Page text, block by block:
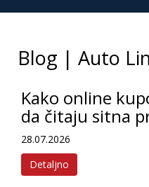
Blog | Auto
Kako online
da čitaju sitna
28.07.2026
Detaljno